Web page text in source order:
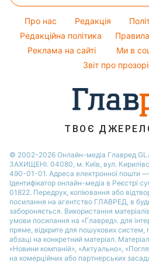
Потап
Поради від Андре Тана
Новини Сум
Новини Дніпра
Новини Черкаси
Новини Тернополя
Новини Житомира
Оптичні ілюзії
Народні прикмети
Усе про шоу-бізнес
Про нас Редакція
Редакційна політика
Реклама на сайті
Ми в
Звіт про
ТВОЄ
© 2002-2026 Онлайн-медіа Главред
ЗАХИЩЕНІ. 04080, м. Київ, вул.
490-01-01. Адреса електронної пошти
Ідентифікатор онлайн-медіа в Реєстрі
01822. Передрук, копіювання або
посилання на агентство ГЛАВРЕД, в
забороняється. Використання
умови посилання на «Главред». для
пряме, відкрите для пошукових
абзаці на конкретний матеріал.
«Новини компаній», «Актуально»,
на комерційних або партнерських